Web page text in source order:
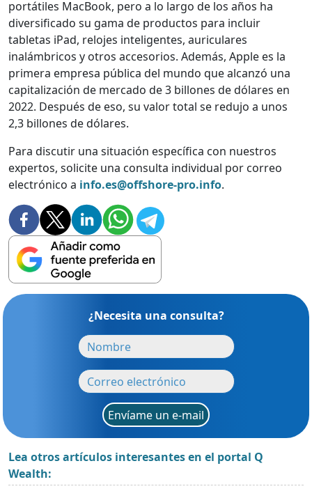
portátiles MacBook, pero a lo largo de los años ha
diversificado su gama de productos para incluir
tabletas iPad, relojes inteligentes, auriculares
inalámbricos y otros accesorios. Además, Apple es la
primera empresa pública del mundo que alcanzó una
capitalización de mercado de 3 billones de dólares en
2022. Después de eso, su valor total se redujo a unos
2,3 billones de dólares.
Para discutir una situación específica con nuestros
expertos, solicite una consulta individual por correo
electrónico a info.es@offshore-pro.info.
¿Necesita una consulta?
Envíame un e-mail
Lea otros artículos interesantes en el portal Q
Wealth: